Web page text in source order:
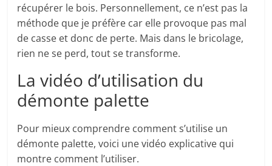
récupérer le bois. Personnellement, ce n’est pas la
méthode que je préfère car elle provoque pas mal
de casse et donc de perte. Mais dans le bricolage,
rien ne se perd, tout se transforme.
La vidéo d’utilisation du
démonte palette
Pour mieux comprendre comment s’utilise un
démonte palette, voici une vidéo explicative qui
montre comment l’utiliser.